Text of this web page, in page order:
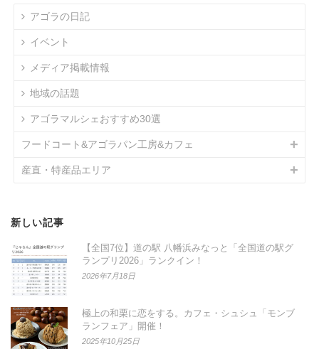
アゴラの日記
イベント
メディア掲載情報
地域の話題
アゴラマルシェおすすめ30選
フードコート&アゴラパン工房&カフェ
産直・特産品エリア
新しい記事
【全国7位】道の駅 八幡浜みなっと「全国道の駅グ
ランプリ2026」ランクイン！
2026年7月18日
極上の和栗に恋をする。カフェ・シュシュ「モンブ
ランフェア」開催！
2025年10月25日